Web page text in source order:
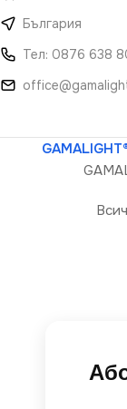
България
Тел: 0876 638